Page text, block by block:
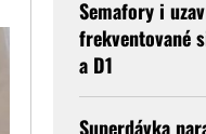
Semafory i
frekventované
a D1
Superdávka